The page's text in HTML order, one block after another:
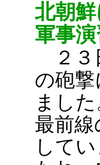
北朝
軍事演
２３
の砲
まし
最前線
して